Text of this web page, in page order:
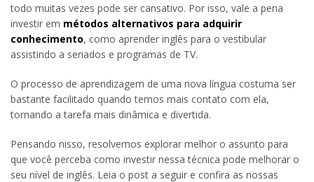
todo muitas vezes pode ser cansativo. Por isso, vale a pena
investir em métodos alternativos para adquirir
conhecimento, como aprender inglês para o vestibular
assistindo a seriados e programas de TV.
O processo de aprendizagem de uma nova língua costuma ser
bastante facilitado quando temos mais contato com ela,
tornando a tarefa mais dinâmica e divertida.
Pensando nisso, resolvemos explorar melhor o assunto para
que você perceba como investir nessa técnica pode melhorar o
seu nível de inglês. Leia o post a seguir e confira as nossas